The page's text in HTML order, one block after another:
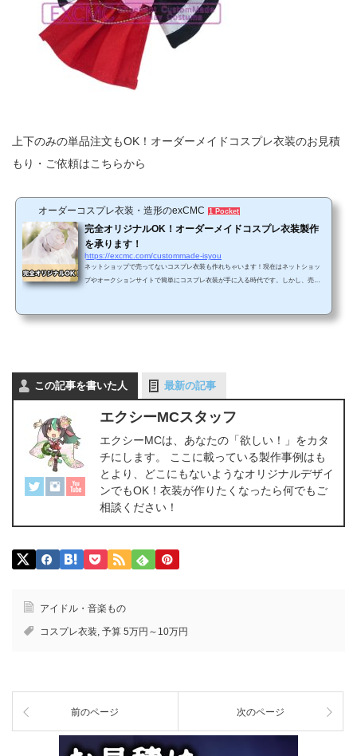
上下のみの単品注文もOK！オーダーメイドコスプレ衣装のお見積
もり・ご依頼はこちらから
オーダーコスプレ衣装・造形のexCMC 1 Pocket
完全オリジナルOK！オーダーメイドコスプレ衣装製作
を承ります！
https://excmc.com/custommade-isyou
ネットショップで売ってないコスプレ衣装も作れちゃいます！現在はネットショッ
プやオークションサイトで簡単にコスプレ衣装が手に入る時代です。しかし、売ら
いうケースが少なくありません。また、スマホアプリのゲーム(ソシャゲ)のキャラだ
この記事を書いた人 最新の記事
エクシーMCスタッフ
エクシーMCは、あなたの「欲しい！」をカタ
チにします。 ここに載っている製作事例はも
とより、どこにもないようなオリジナルデザイ
ンでもOK！衣装が作りたくなったら何でもご
相談ください！
アイドル・音楽もの
コスプレ衣装, 予算 5万円～10万円
前のページ 次のページ